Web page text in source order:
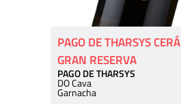
PAGO DE THARSYS
GRAN RESERVA
PAGO DE THARSYS
DO Cava
Garnacha